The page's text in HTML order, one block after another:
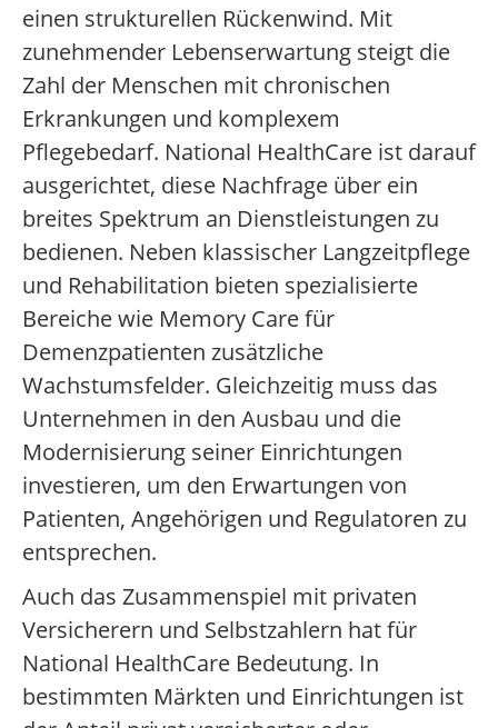
einen strukturellen Rückenwind. Mit
zunehmender Lebenserwartung steigt die
Zahl der Menschen mit chronischen
Erkrankungen und komplexem
Pflegebedarf. National HealthCare ist darauf
ausgerichtet, diese Nachfrage über ein
breites Spektrum an Dienstleistungen zu
bedienen. Neben klassischer Langzeitpflege
und Rehabilitation bieten spezialisierte
Bereiche wie Memory Care für
Demenzpatienten zusätzliche
Wachstumsfelder. Gleichzeitig muss das
Unternehmen in den Ausbau und die
Modernisierung seiner Einrichtungen
investieren, um den Erwartungen von
Patienten, Angehörigen und Regulatoren zu
entsprechen.
Auch das Zusammenspiel mit privaten
Versicherern und Selbstzahlern hat für
National HealthCare Bedeutung. In
bestimmten Märkten und Einrichtungen ist